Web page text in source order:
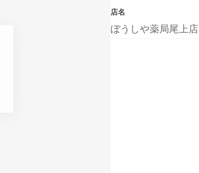
店名
ぼうしや薬局尾上店